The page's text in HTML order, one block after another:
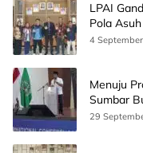
LPAI
Pola
Ini
4
Menuju
Sumbar
Unand
29